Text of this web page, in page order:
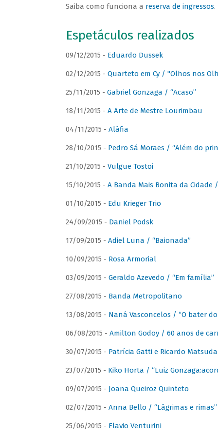
Saiba como funciona a reserva de ingressos.
Espetáculos realizados
09/12/2015 - Eduardo Dussek
02/12/2015 - Quarteto em Cy / "Olhos nos
25/11/2015 - Gabriel Gonzaga / “Acaso”
18/11/2015 - A Arte de Mestre Lourimbau
04/11/2015 - Aláfia
28/10/2015 - Pedro Sá Moraes / “Além do
21/10/2015 - Vulgue Tostoi
15/10/2015 - A Banda Mais Bonita da Cidade
01/10/2015 - Edu Krieger Trio
24/09/2015 - Daniel Podsk
17/09/2015 - Adiel Luna / “Baionada”
10/09/2015 - Rosa Armorial
03/09/2015 - Geraldo Azevedo / “Em família”
27/08/2015 - Banda Metropolitano
13/08/2015 - Naná Vasconcelos / “O bater
06/08/2015 - Amilton Godoy / 60 anos de
30/07/2015 - Patrícia Gatti e Ricardo
23/07/2015 - Kiko Horta / “Luiz
09/07/2015 - Joana Queiroz Quinteto
02/07/2015 - Anna Bello / “Lágrimas e rimas”
25/06/2015 - Flavio Venturini